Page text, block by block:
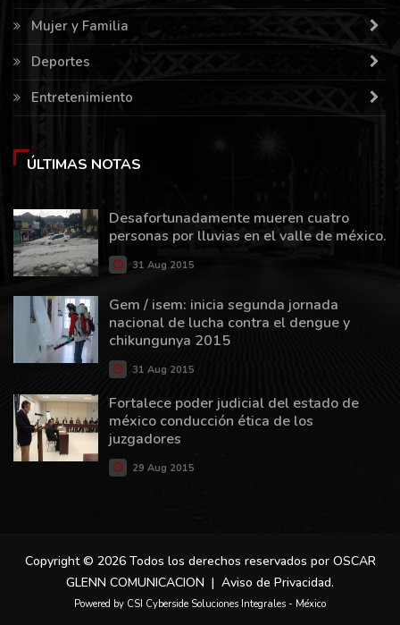
Mujer y Familia
Deportes
Entretenimiento
ÚLTIMAS NOTAS
Desafortunadamente mueren cuatro
personas por lluvias en el valle de méxico.
31 Aug 2015
Gem / isem: inicia segunda jornada
nacional de lucha contra el dengue y
chikungunya 2015
31 Aug 2015
Fortalece poder judicial del estado de
méxico conducción ética de los
juzgadores
29 Aug 2015
Copyright © 2026 Todos los derechos reservados por OSCAR
GLENN COMUNICACION | Aviso de Privacidad.
Powered by CSI Cyberside Soluciones Integrales - México